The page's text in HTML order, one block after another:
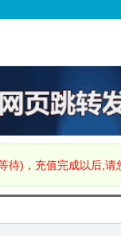
)，充值完成以后,请